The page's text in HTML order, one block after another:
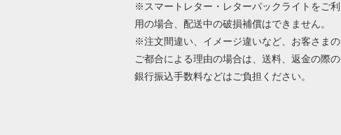
※スマートレター・レターパックライトをご利
用の場合、配送中の破損補償はできません。
※注文間違い、イメージ違いなど、お客さまの
ご都合による理由の場合は、送料、返金の際の
銀行振込手数料などはご負担ください。